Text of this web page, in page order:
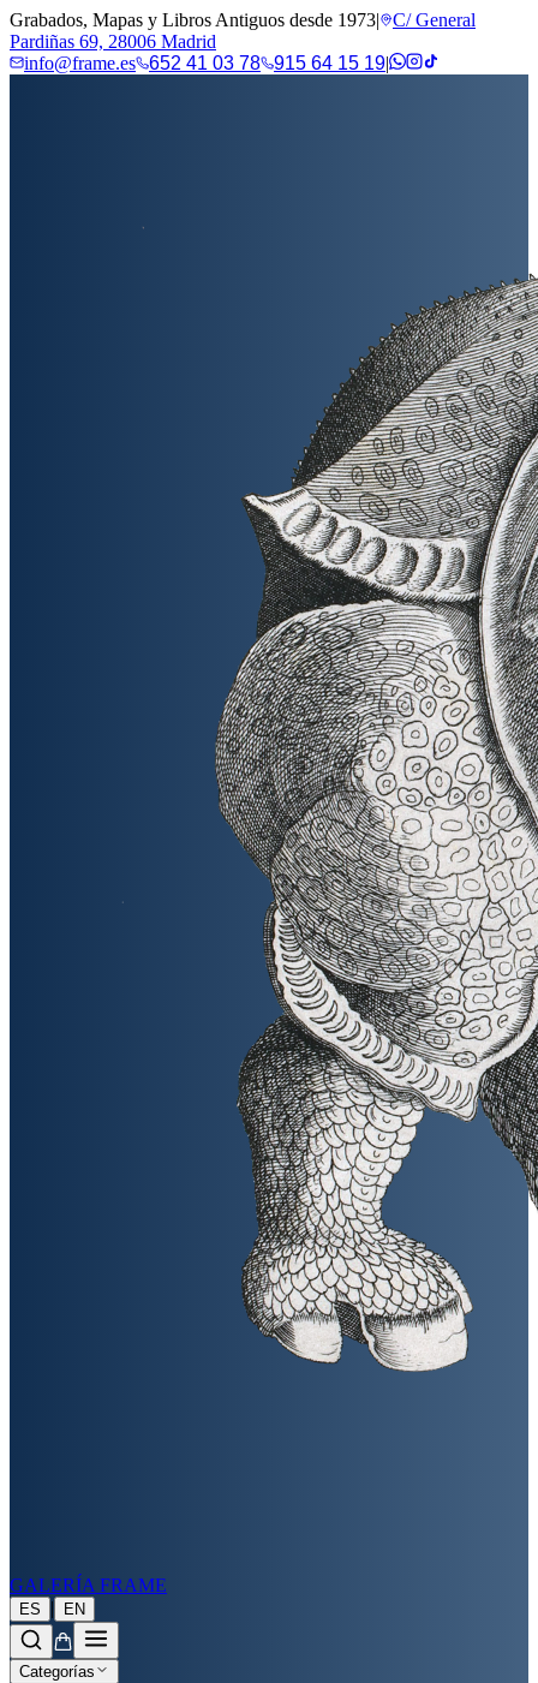
Grabados, Mapas y Libros Antiguos desde 1973|
C/ General
Pardiñas 69, 28006 Madrid
info@frame.es
652 41 03 78 915 64 15 19|
GALERÍA FRAME
ES | EN
Categorías